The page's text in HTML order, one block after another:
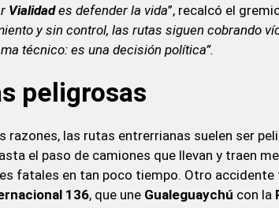
Vialidades defender la vida”, recalcó el
y sin control, las rutas siguen cobrando
técnico: es una decisión política”.
peligrosas
razones, las rutas entrerrianas suelen ser
el paso de camiones que llevan y traen
fatales en tan poco tiempo. Otro
136, que une Gualeguaychú con la